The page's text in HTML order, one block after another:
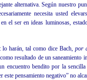
alternativa. Según nuestro
necesita usted
el ser en ideas luminosas,
lo harán, tal como dice Bach,por
resultado de un saneamiento
encuentro bendito por la
pensamiento negativo” no